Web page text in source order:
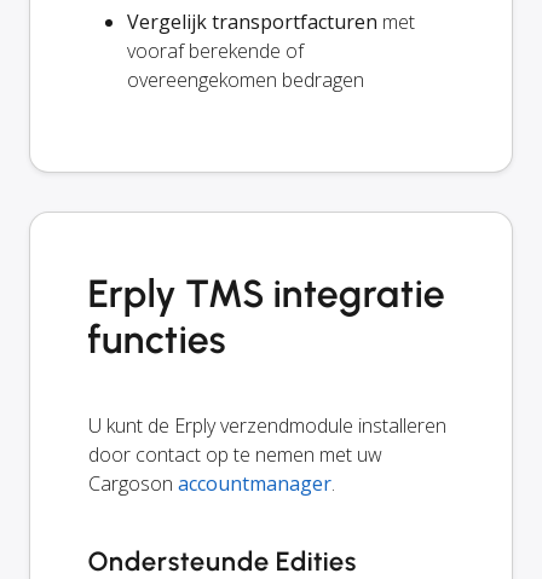
Vergelijk transportfacturen met
vooraf berekende of
overeengekomen bedragen
Erply TMS integratie
functies
U kunt de Erply verzendmodule installeren
door contact op te nemen met uw
Cargoson accountmanager.
Ondersteunde Edities